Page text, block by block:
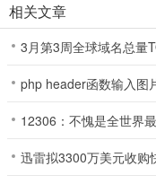
相关文章
3月第3周全球域名总量
php header函数输入图
12306：不愧是全世界
迅雷拟3300万美元收购